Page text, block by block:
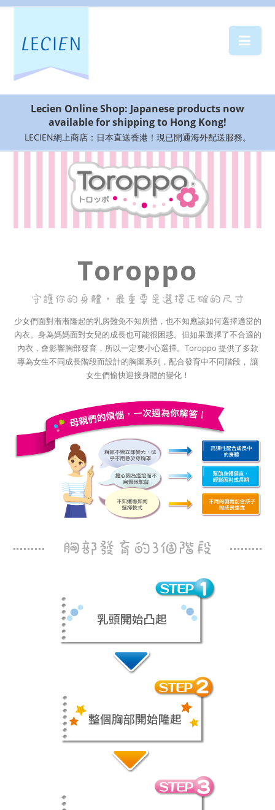
部 活 ブ ラ
TOROPPO
SHOP LOCATION
Lecien Online Shop: Japanese products now
available for shipping to Hong Kong!
LECIEN網上商店：日本直送香港！現已開通海外配送服務。
Toroppo
少女們面對漸漸隆起的乳房難免不知所措，也不知應該如何選擇適當的
內衣。身為媽媽面對女兒的成長也可能很困惑。但如果選擇了不合適的
內衣，會影響胸部發育，所以一定要小心選擇。Toroppo 提供了多款
專為女生不同成長階段而設計的胸圍系列，配合發育中不同階段， 讓
女生們愉快迎接身體的變化！